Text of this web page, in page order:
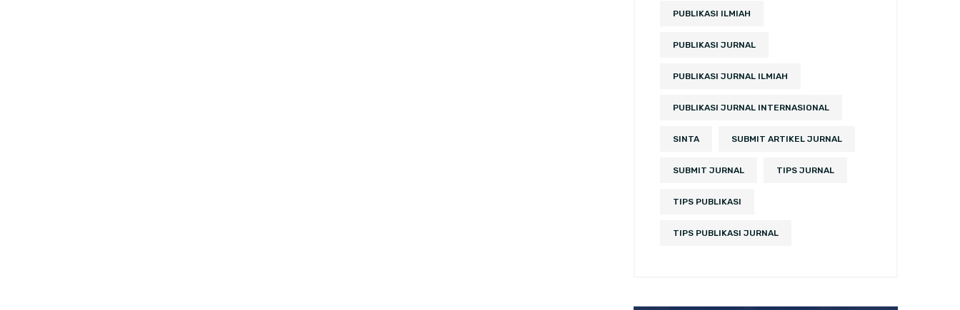
PUBLIKASI ILMIAH
PUBLIKASI JURNAL
PUBLIKASI JURNAL ILMIAH
PUBLIKASI JURNAL INTERNASIONAL
SINTA SUBMIT ARTIKEL JURNAL
SUBMIT JURNAL TIPS JURNAL
TIPS PUBLIKASI
TIPS PUBLIKASI JURNAL